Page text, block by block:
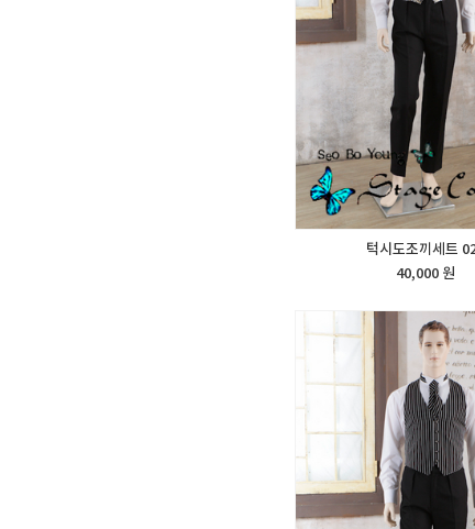
턱시도조끼세트
40,000 원